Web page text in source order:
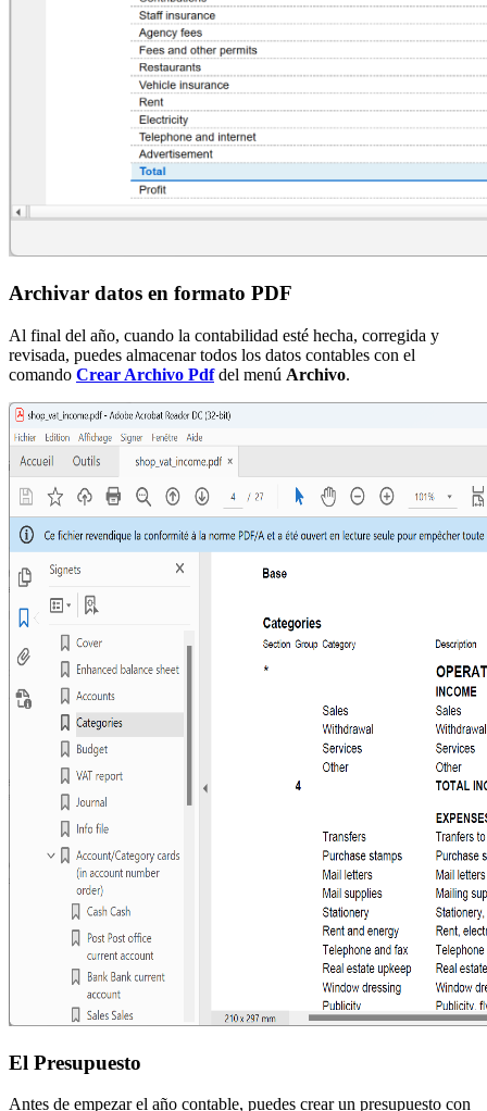
Archivar datos en formato PDF
Al final del año, cuando la contabilidad esté hecha, corregida y
revisada, puedes almacenar todos los datos contables con el
comando Crear Archivo Pdfdel menú Archivo.
El Presupuesto
Antes de empezar el año contable, puedes crear un presupuesto con